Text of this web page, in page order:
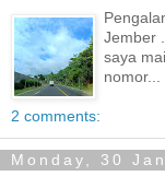
Jember
saya
nomor...
2 comments:
Monday, 30